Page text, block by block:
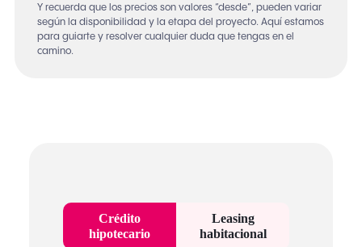
Y recuerda que los precios son valores “desde”, pueden variar
según la disponibilidad y la etapa del proyecto. Aquí estamos
para guiarte y resolver cualquier duda que tengas en el
camino.
Crédito
hipotecario
Leasing
habitacional